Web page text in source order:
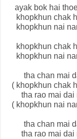
ayak bok hai
khopkhun chak
khopkhun nai
khopkhun chak
khopkhun nai
tha chan mai
( khopkhun chak
tha rao mai dai
( khopkhun nai
tha chan mai
tha rao mai dai